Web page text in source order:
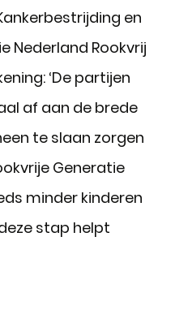
en
Nederland Rookvrij
‘De partijen
af aan de brede
te slaan zorgen
Generatie
minder kinderen
stap helpt